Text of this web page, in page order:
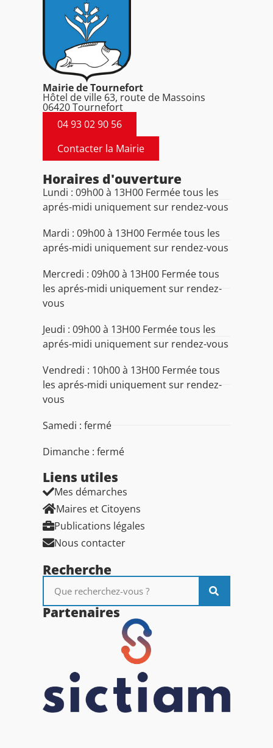
Mairie de Tournefort
Hôtel de ville 63, route de Massoins
06420 Tournefort
04 93 02 90 56
Contacter la Mairie
Horaires d'ouverture
Lundi : 09h00 à 13H00 Fermée tous les
aprés-midi uniquement sur rendez-vous
Mardi : 09h00 à 13H00 Fermée tous les
aprés-midi uniquement sur rendez-vous
Mercredi : 09h00 à 13H00 Fermée tous
les aprés-midi uniquement sur rendez-
vous
Jeudi : 09h00 à 13H00 Fermée tous les
aprés-midi uniquement sur rendez-vous
Vendredi : 10h00 à 13H00 Fermée tous
les aprés-midi uniquement sur rendez-
vous
Samedi : fermé
Dimanche : fermé
Liens utiles​
Mes démarches
Maires et Citoyens
Publications légales
Nous contacter
Recherche
Partenaires